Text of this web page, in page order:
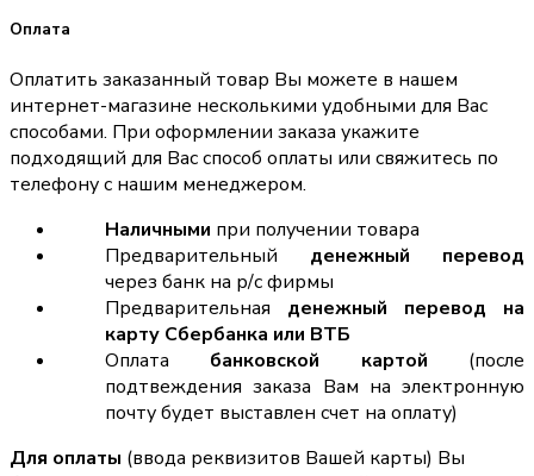
Оплата
Оплатить заказанный товар Вы можете в нашем
интернет-магазине несколькими удобными для Вас
способами. При оформлении заказа укажите
подходящий для Вас способ оплаты или свяжитесь по
телефону с нашим менеджером.
Наличными при получении товара
Предварительный денежный перевод
через банк на р/с фирмы
Предварительная денежный перевод на
карту Сбербанка или ВТБ
Оплата банковской картой (после
подтвеждения заказа Вам на электронную
почту будет выставлен счет на оплату)
Для оплаты (ввода реквизитов Вашей карты) Вы